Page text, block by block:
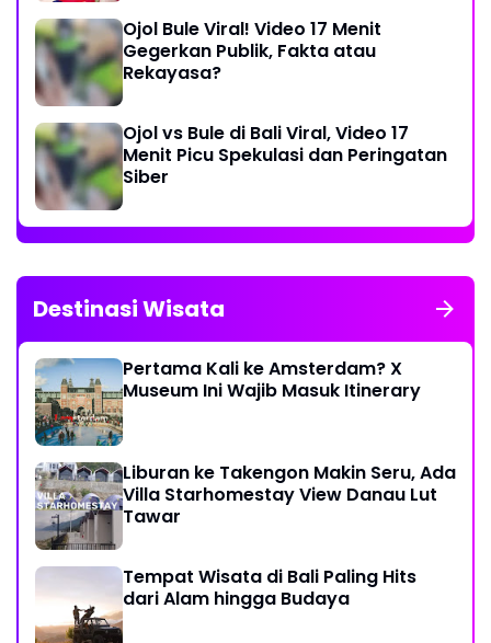
Ojol Bule Viral! Video 17 Menit
Gegerkan Publik, Fakta atau
Rekayasa?
Ojol vs Bule di Bali Viral, Video 17
Menit Picu Spekulasi dan Peringatan
Siber
Destinasi Wisata
Pertama Kali ke Amsterdam? X
Museum Ini Wajib Masuk Itinerary
Liburan ke Takengon Makin Seru, Ada
Villa Starhomestay View Danau Lut
Tawar
Tempat Wisata di Bali Paling Hits
dari Alam hingga Budaya